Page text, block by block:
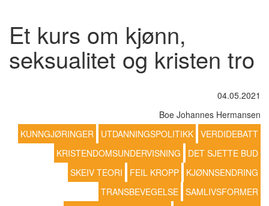
Et kurs om kjønn,
seksualitet og kristen tro
04.05.2021
Boe Johannes Hermansen
KUNNGJØRINGER
UTDANNINGSPOLITIKK VERDIDEBATT
KRISTENDOMSUNDERVISNING
DET SJETTE BUD
SKEIV TEORI
FEIL KROPP
KJØNNSENDRING
TRANSBEVEGELSE SAMLIVSFORMER